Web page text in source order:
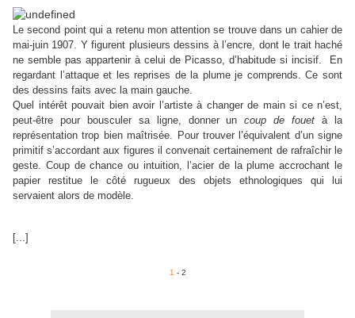
Le second point qui a retenu mon attention se trouve dans un cahier de
mai-juin 1907. Y figurent plusieurs dessins à l’encre, dont le trait haché
ne semble pas appartenir à celui de Picasso, d’habitude si incisif.
En
regardant l’attaque et les reprises de la plume je comprends. Ce sont
des dessins faits avec la main gauche.
Quel intérêt pouvait bien avoir l’artiste à changer de main si ce n’est,
peut-être pour bousculer sa ligne, donner uncoup de fouet à la
représentation trop bien maîtrisée. Pour trouver l’équivalent d’un signe
primitif s’accordant aux figures il convenait certainement de rafraîchir le
geste. Coup de chance ou intuition, l’acier de la plume accrochant le
papier restitue le côté rugueux des objets ethnologiques qui lui
servaient alors de modèle.
[...]
1 - 2